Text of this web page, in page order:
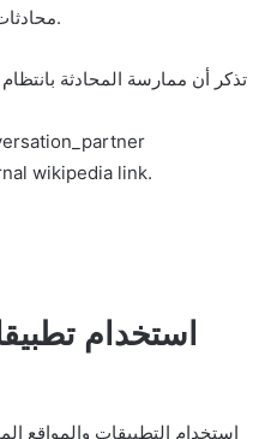
محادثات حية ومتدفقة مع شريكك اللغوي.
تذكر أن ممارسة المحادثة
wikipedia link.
استخدام التطبيقات والمواقع